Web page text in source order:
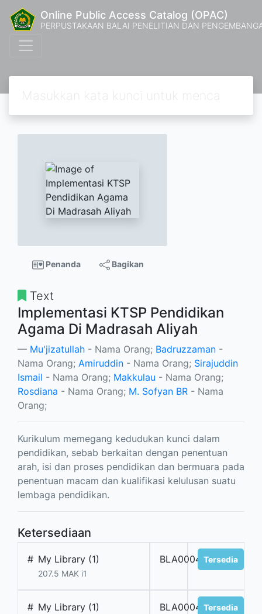
Online Public Access Catalog (OPAC)
PERPUSTAKAAN BALAI PENELITIAN DAN
Penanda Bagikan
Text
Implementasi KTSP Pendidikan
Agama Di Madrasah Aliyah
Mu'jizatullah - Nama Orang; Badruzzaman -
Nama Orang; Amiruddin - Nama Orang; Sirajuddin
Ismail - Nama Orang; Makkulau - Nama Orang;
Rosdiana - Nama Orang; M. Sofyan BR - Nama
Orang;
Kurikulum memegang kedudukan kunci dalam
pendidikan, sebab berkaitan dengan penentuan
arah, isi dan proses pendidikan dan bermuara pada
penentuan macam dan kualifikasi kelulusan suatu
lembaga pendidikan.
Ketersediaan
# My Library (1)
207.5 MAK i1
BLA000483Tersedia
# My Library (1) BLA000487Tersedia